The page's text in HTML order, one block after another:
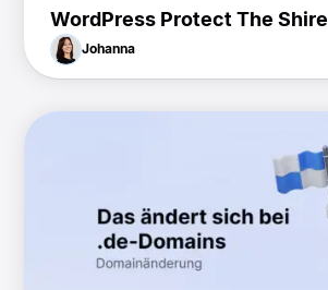
WordPress Protect The Shire
Johanna